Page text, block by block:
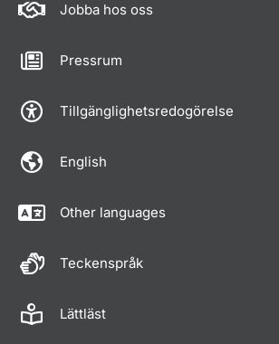
Jobba hos oss
Pressrum
Tillgänglighetsredogörelse
English
Other languages
Teckenspråk
Lättläst